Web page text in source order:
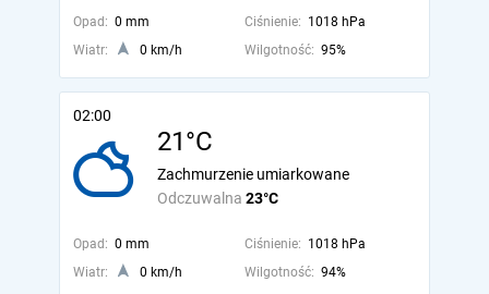
Opad: 0 mm Ciśnienie: 1018 hPa
Wiatr:
0 km/h Wilgotność: 95%
02:00
21°C
Odczuwalna 23°C
Zachmurzenie umiarkowane
Opad: 0 mm Ciśnienie: 1018 hPa
Wiatr:
0 km/h Wilgotność: 94%